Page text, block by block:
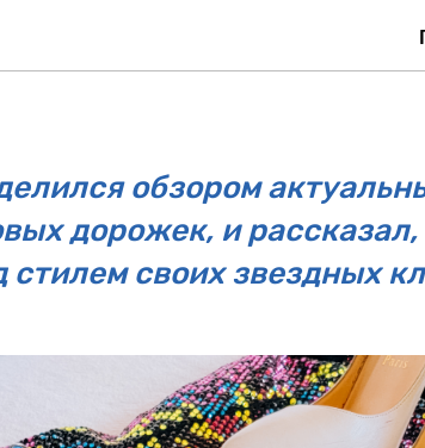
обзором
дорожек, и рассказал,
стилем своих звездных